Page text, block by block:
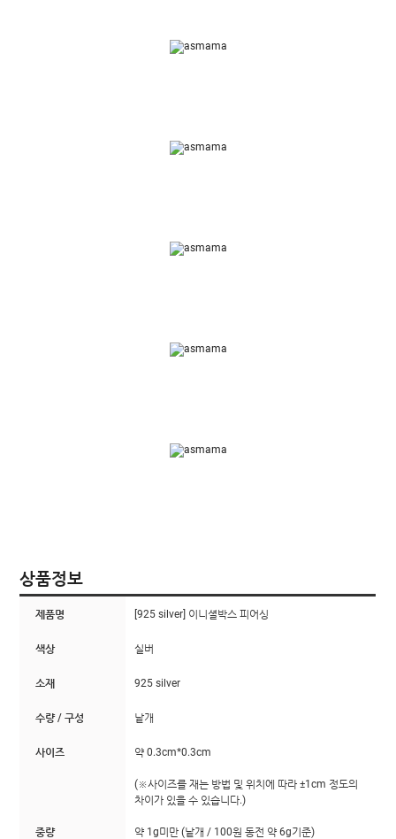
상품정보
제품명 [925 silver] 이니셜박스 피어싱
색상 실버
소재 925 silver
수량 / 구성 낱개
사이즈 약 0.3cm*0.3cm
(※사이즈를 재는 방법 및 위치에 따라 ±1cm 정도의
차이가 있을 수 있습니다.)
중량 약 1g미만 (낱개 / 100원 동전 약 6g기준)